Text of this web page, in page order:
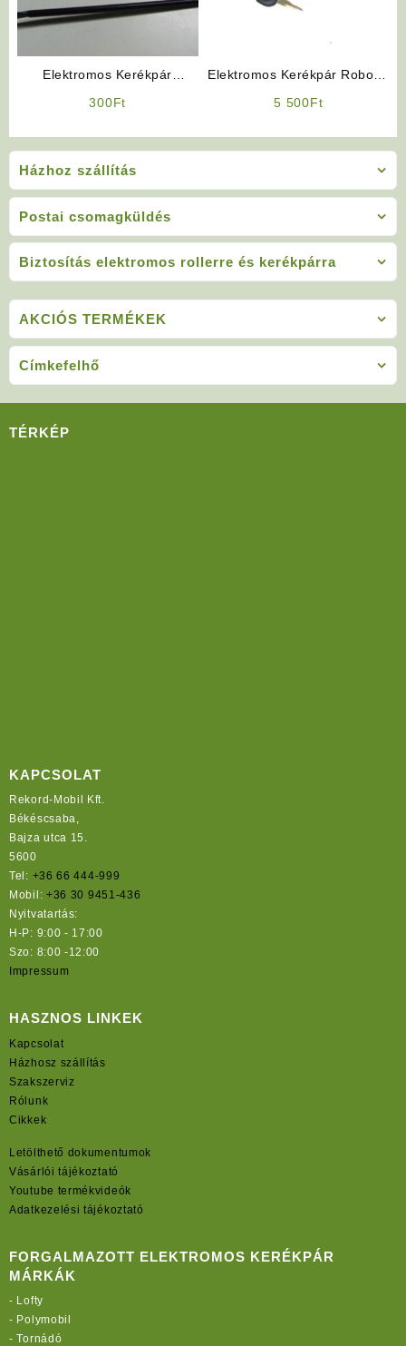
Házhoz szállítás
Postai csomagküldés
Biztosítás elektromos rollerre és kerékpárra
Elektromos Kerékpár
300Ft
Elektromos Kerékpár Robogó
5 500Ft
AKCIÓS TERMÉKEK
Címkefelhő
TÉRKÉP
KAPCSOLAT
Rekord-Mobil Kft.
Békéscsaba,
Bajza utca 15.
5600
Tel: +36 66 444-999
Mobil: +36 30 9451-436
Nyitvatartás:
H-P: 9:00 - 17:00
Szo: 8:00 -12:00
Impressum
HASZNOS LINKEK
Kapcsolat
Házhosz szállítás
Szakszerviz
Rólunk
Cikkek
Letölthető dokumentumok
Vásárlói tájékoztató
Youtube termékvideók
Adatkezelési tájékoztató
FORGALMAZOTT ELEKTROMOS KERÉKPÁR
MÁRKÁK
- Lofty
- Polymobil
-Tornádó